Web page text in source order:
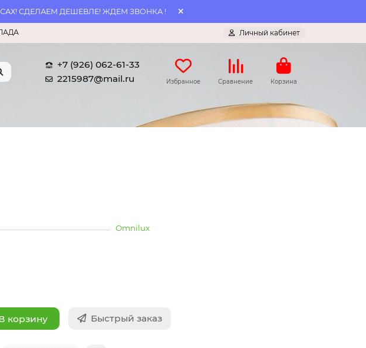
СДЕЛАЕМ ДЕШЕВЛЕ! ЖДЕМ ЗВОНКА !
Личный кабинет
+7 (926) 062-61-33
2215987@mail.ru
Избранное Сравнение Корзина
Omnilux
корзину Быстрый заказ